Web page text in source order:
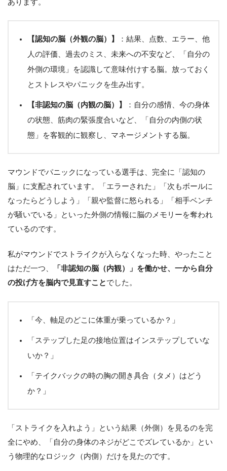
あります。
【認知の脳（外観の脳）】
：結果、点数、エラー、他
人の評価、過去のミス、未来への不安など、「自分の
外側の環境」を認識して意味付けする脳。放っておく
とストレスやパニックを生み出す。
【非認知の脳（内観の脳）】
：自分の感情、今の身体
の状態、筋肉の緊張度合いなど、「自分の内側の状
態」を客観的に観察し、マネージメントする脳。
マウンドでパニックになっている選手は、完全に「認知の
脳」に支配されています。「エラーされた」「次もボールに
なったらどうしよう」「親や監督に怒られる」「相手ベンチ
が騒いでいる」といった外側の情報に脳のメモリーを奪われ
ているのです。
私がマウンドでストライクが入らなくなった時、やったこと
はただ一つ、
「非認知の脳（内観）」を働かせ、一から自分
の投げ方を脳内で見直すことでした。
「今、軸足のどこに体重が乗っているか？」
「ステップした足の接地位置はインステップしていな
いか？」
「テイクバックの時の胸の開き具合（タメ）はどう
か？」
「ストライクを入れよう」という結果（外側）を見るのを完
全にやめ、「自分の身体のネジがどこでズレているか」とい
う物理的なロジック（内側）だけを見たのです。